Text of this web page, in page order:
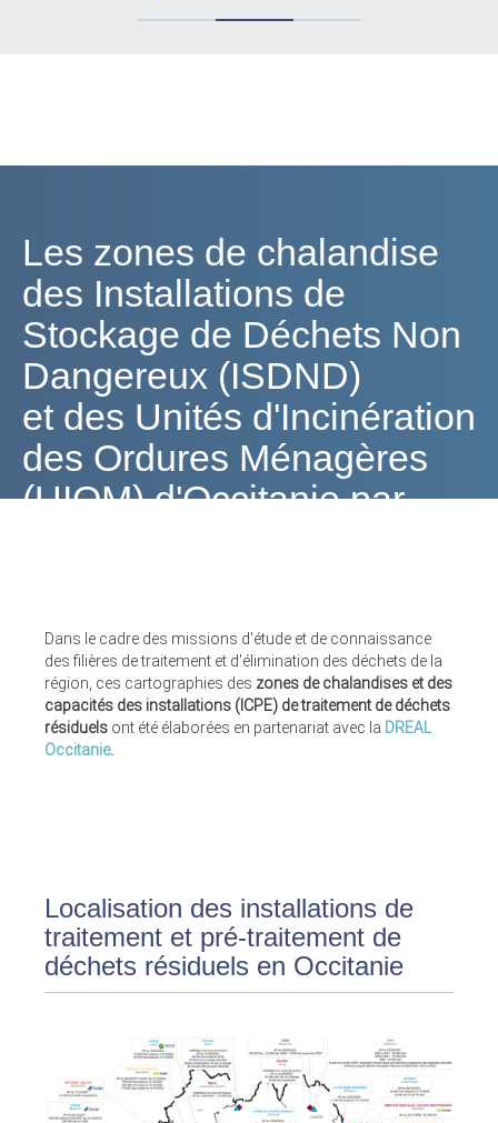
Les zones de chalandise
des Installations de
Stockage de Déchets Non
Dangereux (ISDND)
et des Unités d'Incinération
des Ordures Ménagères
(UIOM) d'Occitanie par
Dans le cadre des missions d'étude et de connaissance
des filières de traitement et d'élimination des déchets de la
région, ces cartographies des zones de chalandises et des
capacités des installations (ICPE) de traitement de déchets
résiduels ont été élaborées en partenariat avec la DREAL
Occitanie.
Localisation des installations de
traitement et pré-traitement de
déchets résiduels en Occitanie